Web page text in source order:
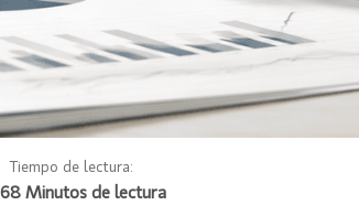
Tiempo de lectura: